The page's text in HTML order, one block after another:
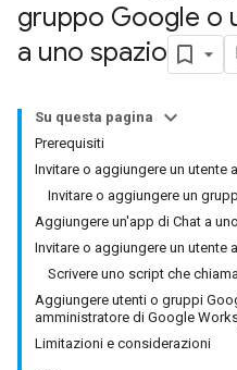
gruppo Google o
a uno spazio
Su questa pagina
Prerequisiti
Invitare o aggiungere un utente
Invitare o aggiungere un
Aggiungere un'app di Chat a
Invitare o aggiungere un utente
Scrivere uno script che
Aggiungere utenti o gruppi
amministratore di Google
Limitazioni e considerazioni